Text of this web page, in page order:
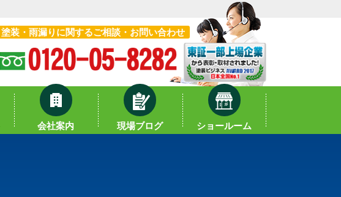
塗装・雨漏りに関するご相談・お問い合わせ
会社案内 現場ブログ ショールーム